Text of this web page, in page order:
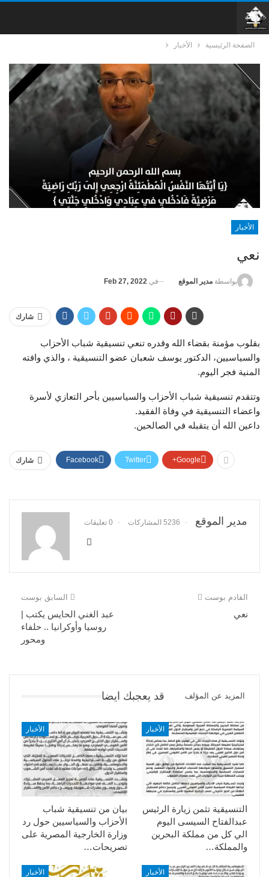
الصفحة الرئيسية الأخبار
الأخبار
نعي
بواسطة مدير الموقع في Feb 27, 2022
شارك
بقلوب مؤمنة بقضاء الله وقدره تنعي تنسيقية شباب الأحزاب
والسياسيين، الدكتور يوسف شعبان عضو التنسيقية ، والذي وافته
المنية فجر اليوم.
وتتقدم تنسيقية شباب الأحزاب والسياسيين بأحر التعازي لأسرة
واعضاء التنسيقية في وفاة الفقيد.
داعين الله أن يتقبله في الصالحين.
شارك Facebook Twitter Google+
مدير الموقع 5236 المشاركات 0 تعليقات
السابق بوست
عبد الغني الحايس يكتب |
روسيا وأوكرانيا .. حلفاء
ومحور
القادم بوست
نعي
قد يعجبك ايضا المزيد عن المؤلف
الأخبار
بيان من تنسيقية شباب
الأحزاب والسياسيين حول رد
وزارة الخارجية المصرية على
تصريحات…
الأخبار
التنسيقية تثمن زيارة الرئيس
عبدالفتاح السيسى اليوم
الي كل من مملكة البحرين
والمملكة…
الأخبار الأخبار